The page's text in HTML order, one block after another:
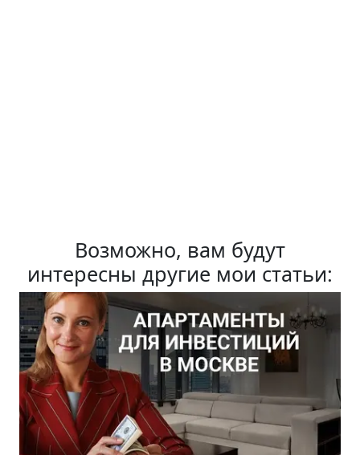
Возможно, вам будут
интересны другие мои статьи: